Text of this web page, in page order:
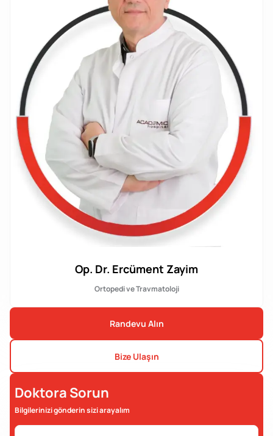
Op. Dr. Ercüment Zayim
Ortopedi ve Travmatoloji
Randevu Alın
Bize Ulaşın
Doktora Sorun
Bilgilerinizi gönderin sizi arayalım